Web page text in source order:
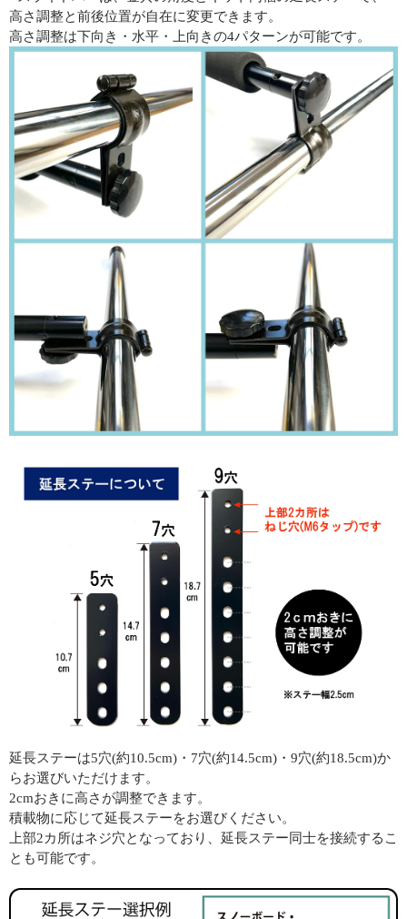
高さ調整と前後位置が自在に変更できます。
高さ調整は下向き・水平・上向きの4パターンが可能です。
延長ステーは5穴(約10.5cm)・7穴(約14.5cm)・9穴(約18.5cm)か
らお選びいただけます。
2cmおきに高さが調整できます。
積載物に応じて延長ステーをお選びください。
上部2カ所はネジ穴となっており、延長ステー同士を接続するこ
とも可能です。